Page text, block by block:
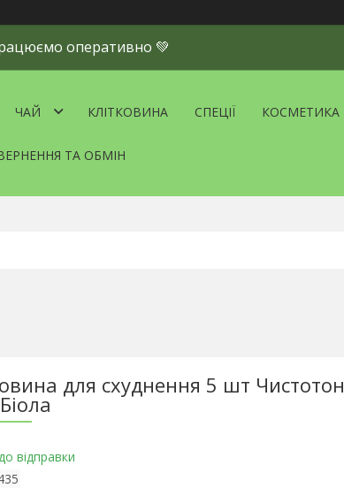
оперативно 💚
ЧАЙ КЛІТКОВИНА СПЕЦІЇ КОСМЕТИКА
ТА ОБМІН
для схуднення 5 шт Чистотон
відправки